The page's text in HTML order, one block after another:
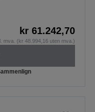
kr 61.242,70
mva. (kr 48.994,16 uten mva.)